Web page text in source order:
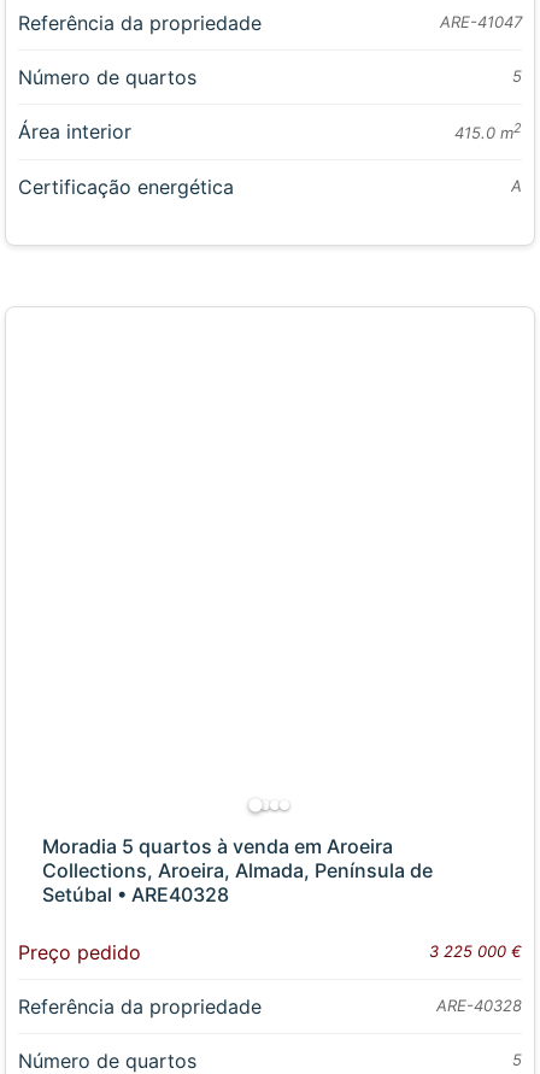
Referência da propriedade ARE-41047
Número de quartos 5
Área interior 415.0 m2
Certificação energética A
Moradia 5 quartos à venda em Aroeira
Collections, Aroeira, Almada, Península de
Setúbal • ARE40328
Preço pedido 3 225 000 €
Referência da propriedade ARE-40328
Número de quartos 5